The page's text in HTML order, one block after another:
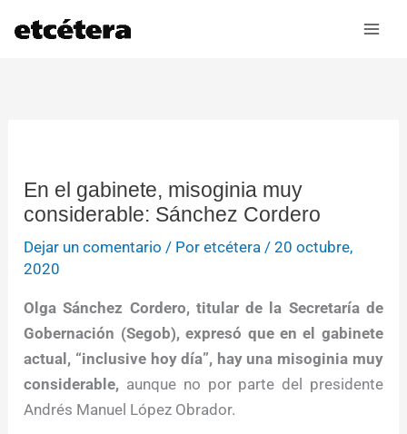
En el gabinete, misoginia muy
considerable: Sánchez Cordero
Dejar un comentario / Poretcétera /20 octubre,
2020
Olga Sánchez Cordero, titular de la Secretaría de
Gobernación (Segob), expresó que en el gabinete
actual, “inclusive hoy día”, hay una misoginia muy
considerable, aunque no por parte del presidente
Andrés Manuel López Obrador.